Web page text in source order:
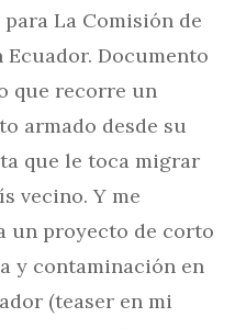
La Comisión de
Ecuador. Documento
que recorre un
armado desde su
que le toca migrar
vecino. Y me
un proyecto de corto
y contaminación en
(teaser en mi